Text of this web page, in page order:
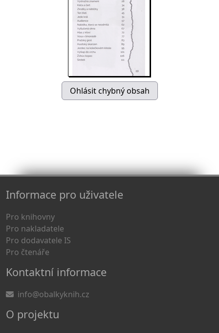
Informace pro uživatele
Pro knihovny
Pro nakladatele
Pro dodavatele IS
Pro čtenáře
Kontaktní informace
info@obalkyknih.cz
O projektu